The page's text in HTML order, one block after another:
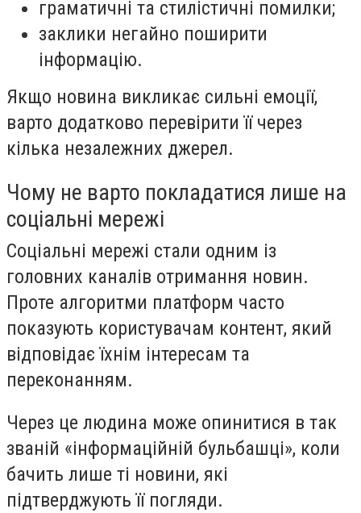
граматичні та стилістичні помилки;
заклики негайно поширити
інформацію.
Якщо новина викликає сильні емоції,
варто додатково перевірити її через
кілька незалежних джерел.
Чому не варто покладатися лише на
соціальні мережі
Соціальні мережі стали одним із
головних каналів отримання новин.
Проте алгоритми платформ часто
показують користувачам контент, який
відповідає їхнім інтересам та
переконанням.
Через це людина може опинитися в так
званій «інформаційній бульбашці», коли
бачить лише ті новини, які
підтверджують її погляди.